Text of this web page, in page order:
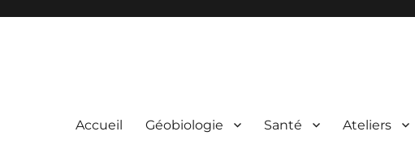
Accueil Géobiologie Santé Ateliers